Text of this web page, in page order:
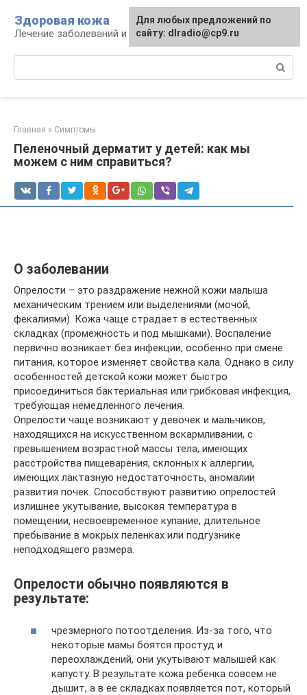
контенту
Здоровая кожа
Лечение заболеваний и уход за кожей
Главная » Симптомы
Пеленочный дерматит у детей: как мы
можем с ним справиться?
О заболевании
Опрелости – это раздражение нежной кожи малыша
механическим трением или выделениями (мочой,
фекалиями). Кожа чаще страдает в естественных
складках (промежность и под мышками). Воспаление
первично возникает без инфекции, особенно при смене
питания, которое изменяет свойства кала. Однако в силу
особенностей детской кожи может быстро
присоединиться бактериальная или грибковая инфекция,
требующая немедленного лечения.
Опрелости чаще возникают у девочек и мальчиков,
находящихся на искусственном вскармливании, с
превышением возрастной массы тела, имеющих
расстройства пищеварения, склонных к аллергии,
имеющих лактазную недостаточность, аномалии
развития почек. Способствуют развитию опрелостей
излишнее укутывание, высокая температура в
помещении, несвоевременное купание, длительное
пребывание в мокрых пеленках или подгузнике
неподходящего размера.
Опрелости обычно появляются в
результате:
чрезмерного потоотделения. Из-за того, что
некоторые мамы боятся простуд и
переохлаждений, они укутывают малышей как
капусту. В результате кожа ребенка совсем не
дышит, а в ее складках появляется пот, который
Для любых предложений по
сайту: dlradio@cp9.ru